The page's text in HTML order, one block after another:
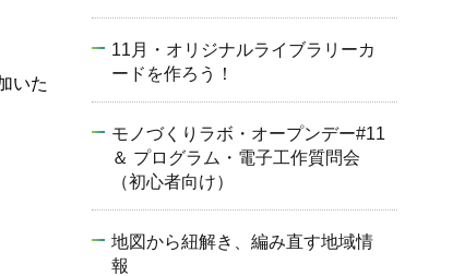
いた
11月・オリジナルライブラリーカ
ードを作ろう！
モノづくりラボ・オープンデー#11
＆ プログラム・電子工作質問会
（初心者向け）
地図から紐解き、編み直す地域情
報